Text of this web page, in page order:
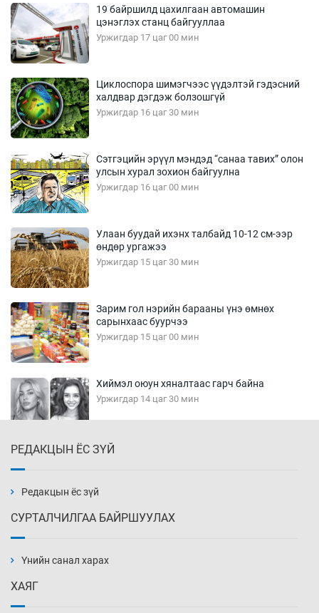
19 байршилд цахилгаан автомашин
цэнэглэх станц байгууллаа
Уржигдар 17 цаг 00 мин
Циклоспора шимэгчээс үүдэлтэй гэдэсний
халдвар дэгдэж болзошгүй
Уржигдар 16 цаг 30 мин
Сэтгэцийн эрүүл мэндэд “санаа тавих” олон
улсын хурал зохион байгуулна
Уржигдар 16 цаг 00 мин
Улаан буудай ихэнх талбайд 10-12 см-ээр
өндөр ургажээ
Уржигдар 15 цаг 30 мин
Зарим гол нэрийн барааны үнэ өмнөх
сарынхаас буурчээ
Уржигдар 15 цаг 00 мин
Хиймэл оюун хяналтаас гарч байна
Уржигдар 14 цаг 30 мин
Уржигдар 14 цаг 00 мин
нэмэгджээ
РЕДАКЦЫН ЁС ЗҮЙ
Редакцын ёс зүй
СУРТАЛЧИЛГАА БАЙРШУУЛАХ
Үнийн санал харах
ХАЯГ